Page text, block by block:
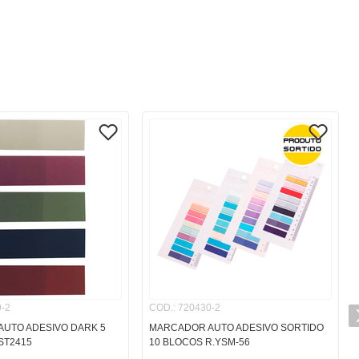
2
ADESIVO DARK 5
COD.: 720430-2
MARCADOR AUTO ADESIVO SORTIDO
10 BLOCOS R.YSM-56